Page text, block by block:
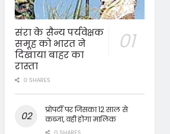
संरा के सैन्य पर्यवेक्षक
समूह को भारत ने
दिखाया बाहर का
रास्ता
0 SHARES
प्रोपर्टी पर जिसका 12 साल से
कब्जा, वही होगा मालिक